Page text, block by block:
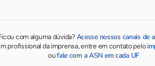
com alguma dúvida?Acesse nossos canais de
profissional da imprensa, entre em contato pelo
oufale com a ASN em cada UF